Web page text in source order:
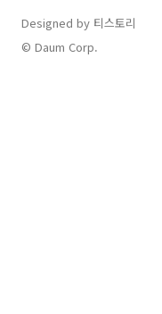
Designed by 티스토리
© Daum Corp.